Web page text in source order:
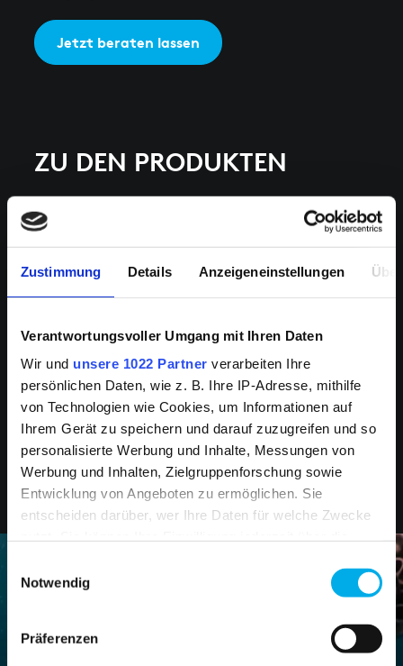
Zustimmung Details Anzeigeneinstellungen
Verantwortungsvoller Umgang mit Ihren Daten
Wir und unsere 1022 Partner verarbeiten Ihre
persönlichen Daten, wie z. B. Ihre IP-Adresse, mithilfe
von Technologien wie Cookies, um Informationen auf
Ihrem Gerät zu speichern und darauf zuzugreifen und so
personalisierte Werbung und Inhalte, Messungen von
Werbung und Inhalten, Zielgruppenforschung sowie
Entwicklung von Angeboten zu ermöglichen. Sie
entscheiden darüber, wer Ihre Daten für welche Zwecke
Trigger Symbol ändern oder widerrufen
Informationen über Ihre geografische Lage
Notwendig
Präferenzen
Jetzt beraten lassen
ZU DEN PRODUKTEN
Zurück zur Kollektionsübersicht
*Die abgebildeten Artikel sind ausschließlich für den
professionellen Einsatz und für gewerbliche Kunden
sowie Organisationen wie die Feuerwehr und
Jugendfeuerwehr bestimmt.
ZUR PRODUKT-SUCHE
DOCH NICHT DAS RICHTIGE?
ENTDECKEN SIE